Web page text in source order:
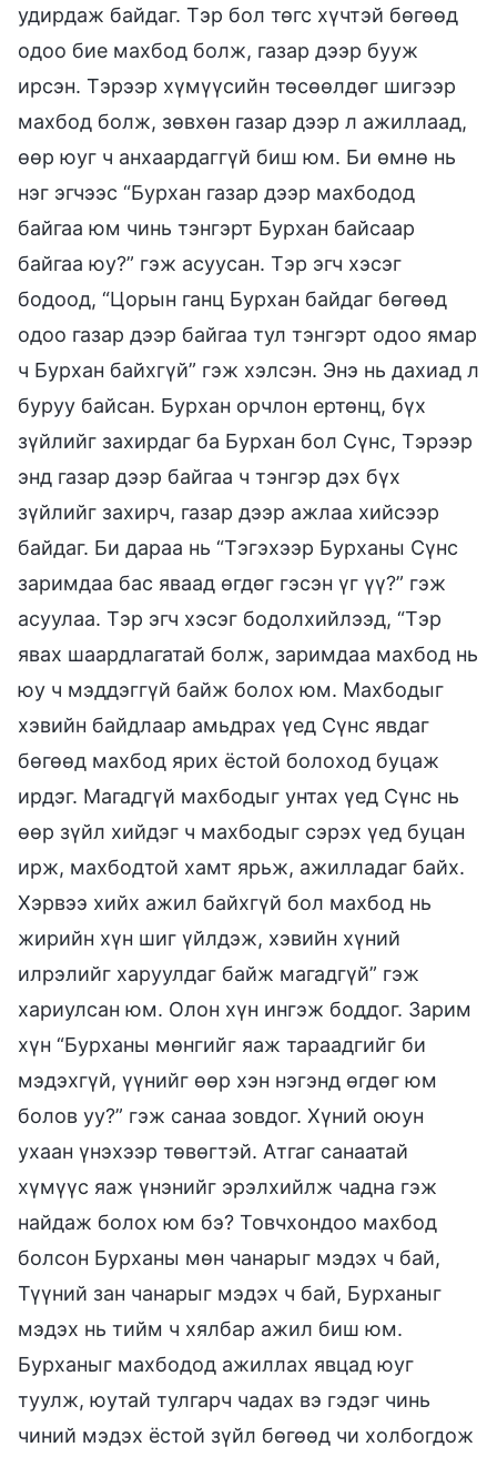
удирдаж байдаг. Тэр бол төгс хүчтэй бөгөөд
одоо бие махбод болж, газар дээр бууж
ирсэн. Тэрээр хүмүүсийн төсөөлдөг шигээр
махбод болж, зөвхөн газар дээр л ажиллаад,
өөр юуг ч анхаардаггүй биш юм. Би өмнө нь
нэг эгчээс “Бурхан газар дээр махбодод
байгаа юм чинь тэнгэрт Бурхан байсаар
байгаа юу?” гэж асуусан. Тэр эгч хэсэг
бодоод, “Цорын ганц Бурхан байдаг бөгөөд
одоо газар дээр байгаа тул тэнгэрт одоо ямар
ч Бурхан байхгүй” гэж хэлсэн. Энэ нь дахиад л
буруу байсан. Бурхан орчлон ертөнц, бүх
зүйлийг захирдаг ба Бурхан бол Сүнс, Тэрээр
энд газар дээр байгаа ч тэнгэр дэх бүх
зүйлийг захирч, газар дээр ажлаа хийсээр
байдаг. Би дараа нь “Тэгэхээр Бурханы Сүнс
заримдаа бас яваад өгдөг гэсэн үг үү?” гэж
асуулаа. Тэр эгч хэсэг бодолхийлээд, “Тэр
явах шаардлагатай болж, заримдаа махбод нь
юу ч мэддэггүй байж болох юм. Махбодыг
хэвийн байдлаар амьдрах үед Сүнс явдаг
бөгөөд махбод ярих ёстой болоход буцаж
ирдэг. Магадгүй махбодыг унтах үед Сүнс нь
өөр зүйл хийдэг ч махбодыг сэрэх үед буцан
ирж, махбодтой хамт ярьж, ажилладаг байх.
Хэрвээ хийх ажил байхгүй бол махбод нь
жирийн хүн шиг үйлдэж, хэвийн хүний
илрэлийг харуулдаг байж магадгүй” гэж
хариулсан юм. Олон хүн ингэж боддог. Зарим
хүн “Бурханы мөнгийг яаж тараадгийг би
мэдэхгүй, үүнийг өөр хэн нэгэнд өгдөг юм
болов уу?” гэж санаа зовдог. Хүний оюун
ухаан үнэхээр төвөгтэй. Атгаг санаатай
хүмүүс яаж үнэнийг эрэлхийлж чадна гэж
найдаж болох юм бэ? Товчхондоо махбод
болсон Бурханы мөн чанарыг мэдэх ч бай,
Түүний зан чанарыг мэдэх ч бай, Бурханыг
мэдэх нь тийм ч хялбар ажил биш юм.
Бурханыг махбодод ажиллах явцад юуг
туулж, юутай тулгарч чадах вэ гэдэг чинь
чиний мэдэх ёстой зүйл бөгөөд чи холбогдож